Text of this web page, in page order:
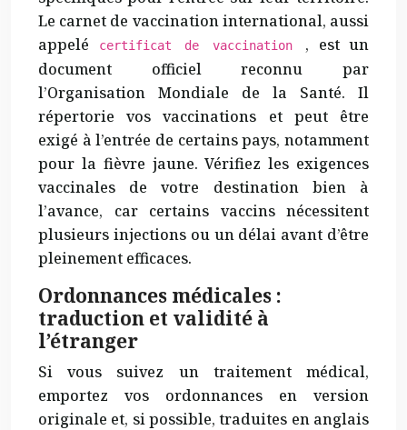
Le carnet de vaccination international, aussi
appelé
certificat de vaccination , est un
document officiel reconnu par
l’Organisation Mondiale de la Santé. Il
répertorie vos vaccinations et peut être
exigé à l’entrée de certains pays, notamment
pour la fièvre jaune. Vérifiez les exigences
vaccinales de votre destination bien à
l’avance, car certains vaccins nécessitent
plusieurs injections ou un délai avant d’être
pleinement efficaces.
Ordonnances médicales :
traduction et validité à
l’étranger
Si vous suivez un traitement médical,
emportez vos ordonnances en version
originale et, si possible, traduites en anglais